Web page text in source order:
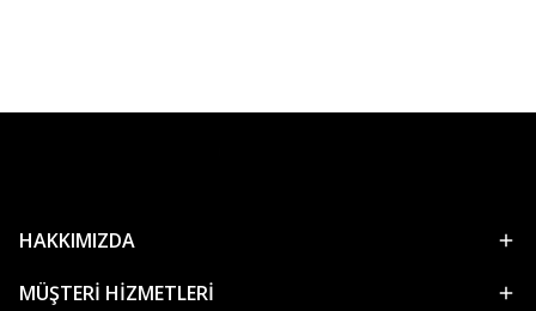
HAKKIMIZDA
MÜŞTERİ HİZMETLERİ